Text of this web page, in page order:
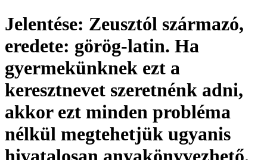
Jelentése: Zeusztól származó,
eredete: görög-latin. Ha
gyermekünknek ezt a
keresztnevet szeretnénk adni,
akkor ezt minden probléma
nélkül megtehetjük ugyanis
hivatalosan anyakönyvezhető.